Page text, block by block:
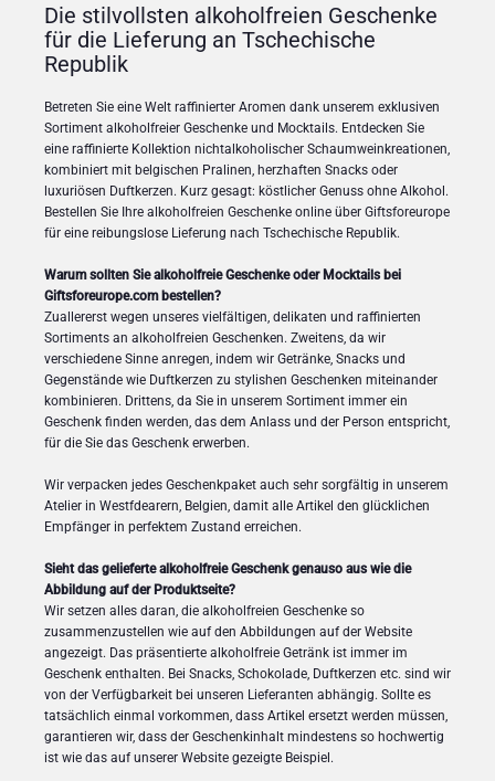
Die stilvollsten alkoholfreien Geschenke
für die Lieferung an Tschechische
Republik
Betreten Sie eine Welt raffinierter Aromen dank unserem exklusiven
Sortiment alkoholfreier Geschenke und Mocktails. Entdecken Sie
eine raffinierte Kollektion nichtalkoholischer Schaumweinkreationen,
kombiniert mit belgischen Pralinen, herzhaften Snacks oder
luxuriösen Duftkerzen. Kurz gesagt: köstlicher Genuss ohne Alkohol.
Bestellen Sie Ihre alkoholfreien Geschenke online über Giftsforeurope
für eine reibungslose Lieferung nach Tschechische Republik.
Warum sollten Sie alkoholfreie Geschenke oder Mocktails bei
Giftsforeurope.com bestellen?
Zuallererst wegen unseres vielfältigen, delikaten und raffinierten
Sortiments an alkoholfreien Geschenken. Zweitens, da wir
verschiedene Sinne anregen, indem wir Getränke, Snacks und
Gegenstände wie Duftkerzen zu stylishen Geschenken miteinander
kombinieren. Drittens, da Sie in unserem Sortiment immer ein
Geschenk finden werden, das dem Anlass und der Person entspricht,
für die Sie das Geschenk erwerben.
Wir verpacken jedes Geschenkpaket auch sehr sorgfältig in unserem
Atelier in Westfdearern, Belgien, damit alle Artikel den glücklichen
Empfänger in perfektem Zustand erreichen.
Sieht das gelieferte alkoholfreie Geschenk genauso aus wie die
Abbildung auf der Produktseite?
Wir setzen alles daran, die alkoholfreien Geschenke so
zusammenzustellen wie auf den Abbildungen auf der Website
angezeigt. Das präsentierte alkoholfreie Getränk ist immer im
Geschenk enthalten. Bei Snacks, Schokolade, Duftkerzen etc. sind wir
von der Verfügbarkeit bei unseren Lieferanten abhängig. Sollte es
tatsächlich einmal vorkommen, dass Artikel ersetzt werden müssen,
garantieren wir, dass der Geschenkinhalt mindestens so hochwertig
ist wie das auf unserer Website gezeigte Beispiel.